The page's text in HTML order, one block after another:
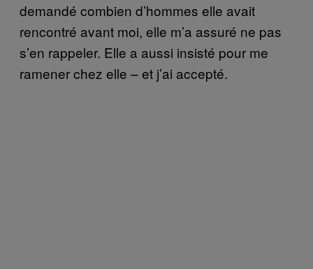
demandé combien d’hommes elle avait
rencontré avant moi, elle m’a assuré ne pas
s’en rappeler. Elle a aussi insisté pour me
ramener chez elle – et j’ai accepté.